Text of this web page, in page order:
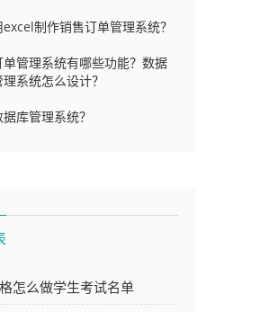
制作销售订单管理系统？
管理系统有哪些功能？数据
系统怎么设计？
库管理系统？
怎么做学生考试名单